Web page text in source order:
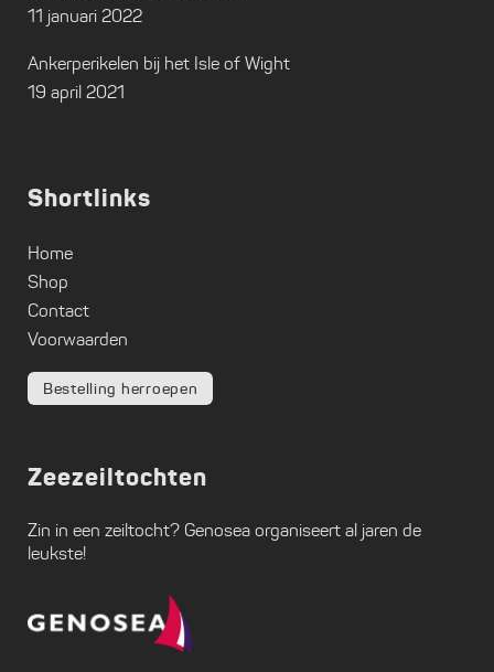
11 januari 2022
Ankerperikelen bij het Isle of Wight
19 april 2021
Shortlinks
Home
Shop
Contact
Voorwaarden
Bestelling herroepen
Zeezeiltochten
Zin in een zeiltocht? Genosea organiseert al jaren de
leukste!